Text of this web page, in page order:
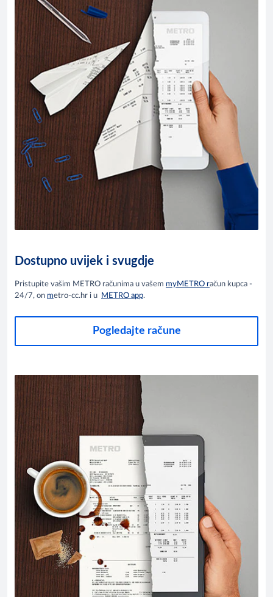
Dostupno uvijek i svugdje
Pristupite vašim METRO računima u vašem myMETRO račun kupca -
24/7, on metro-cc.hr i u METRO app.
Pogledajte račune